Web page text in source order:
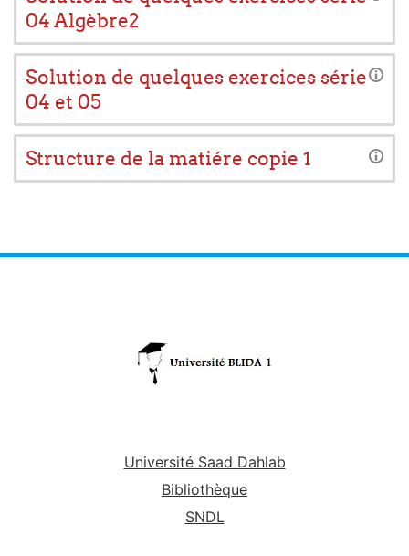
04 Algèbre2
Solution de quelques exercices série
04 et 05
Structure de la matiére copie 1
Université Saad Dahlab
Bibliothèque
SNDL